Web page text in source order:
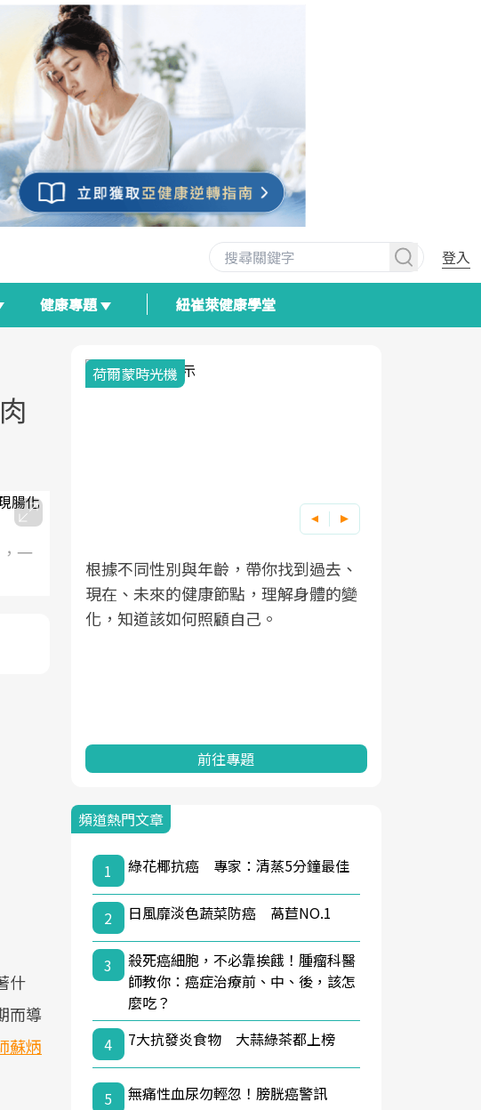
登入
健康專題 紐崔萊健康學堂
一
什
而導
蘇炳
快速
全民
站式
出
荷爾蒙時光機
根據不同性別與年齡，帶你找到過去、
現在、未來的健康節點，理解身體的變
化，知道該如何照顧自己。
前往專題
頻道熱門文章
1 綠花椰抗癌 專家：清蒸5分鐘最佳
2 日風靡淡色蔬菜防癌 萵苣NO.1
3
殺死癌細胞，不必靠挨餓！腫瘤科醫
師教你：癌症治療前、中、後，該怎
麼吃？
4
7大抗發炎食物 大蒜綠茶都上榜
5 無痛性血尿勿輕忽！膀胱癌警訊